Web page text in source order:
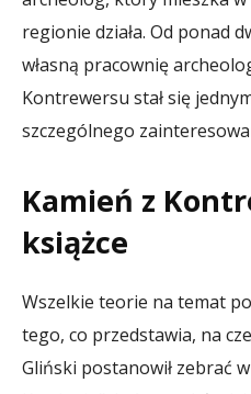
regionie działa. Od ponad
własną pracownię
Kontrewersu stał się
szczególnego
Kamień z
książce
Wszelkie teorie na temat
tego, co przedstawia, na
Gliński postanowił zebrać